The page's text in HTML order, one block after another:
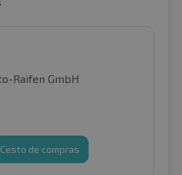
Raifen GmbH
Cesto de compras